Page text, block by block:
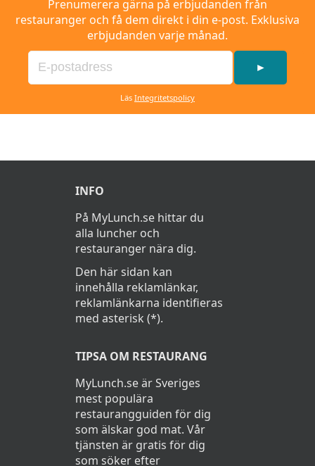
Prenumerera gärna på erbjudanden från
restauranger och få dem direkt i din e-post. Exklusiva
erbjudanden varje månad.
►
Läs Integritetspolicy
INFO
På MyLunch.se hittar du
alla luncher och
restauranger nära dig.
Den här sidan kan
innehålla reklamlänkar,
reklamlänkarna identifieras
med asterisk (*).
TIPSA OM RESTAURANG
MyLunch.se är Sveriges
mest populära
restaurangguiden för dig
som älskar god mat. Vår
tjänsten är gratis för dig
som söker efter